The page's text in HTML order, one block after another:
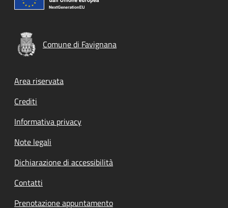
Comune di Favignana
Footer menu
Area riservata
Crediti
Informativa privacy
Note legali
Dichiarazione di accessibilità
Contatti
Prenotazione appuntamento